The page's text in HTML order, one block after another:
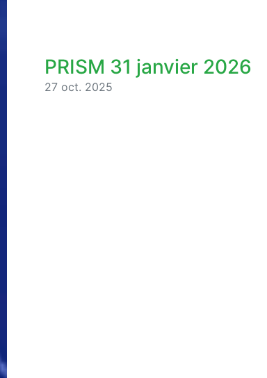
PRISM 31 janvier 2026
27 oct. 2025